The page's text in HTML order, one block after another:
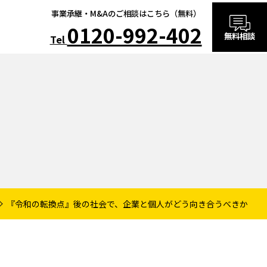
事業承継・M&Aのご相談はこちら（無料）
Tel 0120-992-402 無料相談
『令和の転換点』後の社会で、企業と個人がどう向き合うべきか